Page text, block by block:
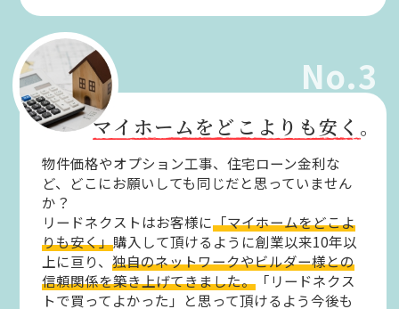
No.3
マイホームをどこよりも安く。
物件価格やオプション工事、住宅ローン金利な
ど、どこにお願いしても同じだと思っていません
か？
リードネクストはお客様に「マイホームをどこよ
りも安く」購入して頂けるように創業以来10年以
上に亘り、独自のネットワークやビルダー様との
信頼関係を築き上げてきました。 「リードネクス
トで買ってよかった」と思って頂けるよう今後も